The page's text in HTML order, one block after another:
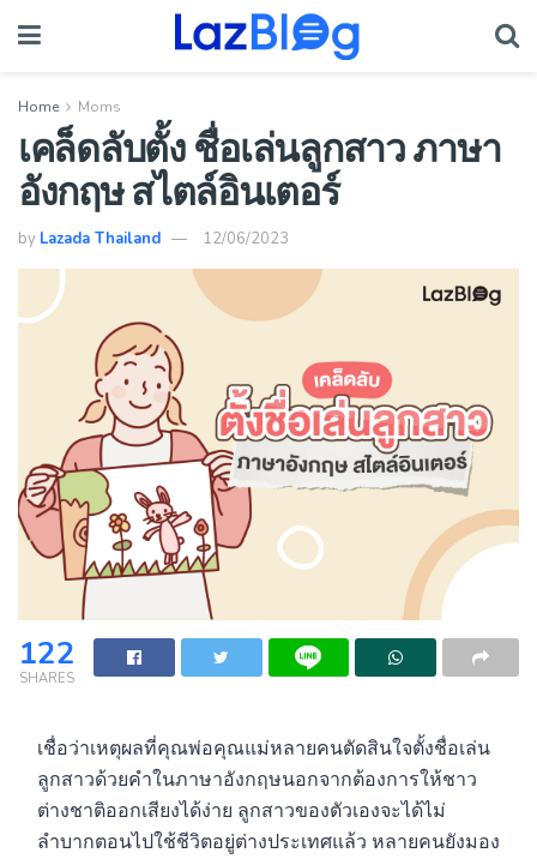
Home Moms
เคล็ดลับตั้ง ชื่อเล่นลูกสาว ภาษา
อังกฤษ สไตล์อินเตอร์
by Lazada Thailand 12/06/2023
122
SHARES
เชื่อว่าเหตุผลที่คุณพ่อคุณแม่หลายคนตัดสินใจตั้งชื่อเล่น
ลูกสาวด้วยคำในภาษาอังกฤษนอกจากต้องการให้ชาว
ต่างชาติออกเสียงได้ง่าย ลูกสาวของตัวเองจะได้ไม่
ลำบากตอนไปใช้ชีวิตอยู่ต่างประเทศแล้ว หลายคนยังมอง